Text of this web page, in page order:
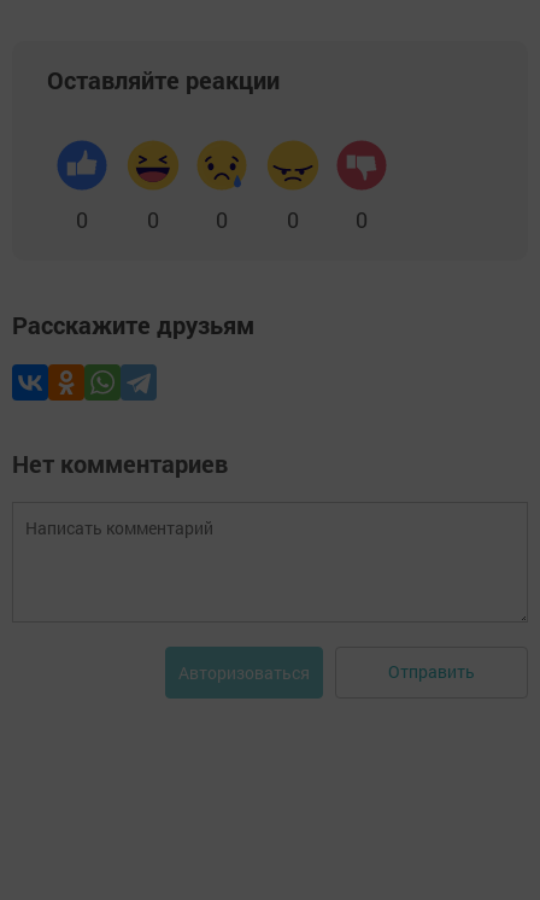
Оставляйте реакции
0 0 0 0 0
Расскажите друзьям
Нет комментариев
Авторизоваться Отправить